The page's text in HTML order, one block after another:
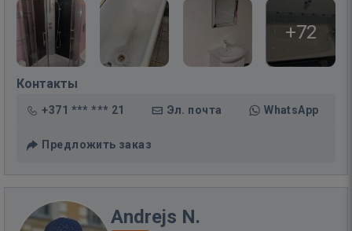
+72
Контакты
+371 *** *** 21 Эл. почта WhatsApp
Предложить заказ
Andrejs N.